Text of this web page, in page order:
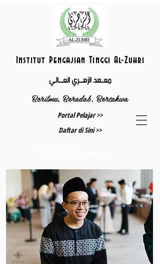
Institut Pengajian Tinggi Al-Zuhri
معــهد الزهــــري العــــالـي
Berilmu, Beradab, Bertakwa
Portal Pelajar >>
Daftar di Sini >>